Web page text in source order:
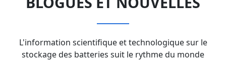
L'information scientifique et technologique sur le
stockage des batteries suit le rythme du monde